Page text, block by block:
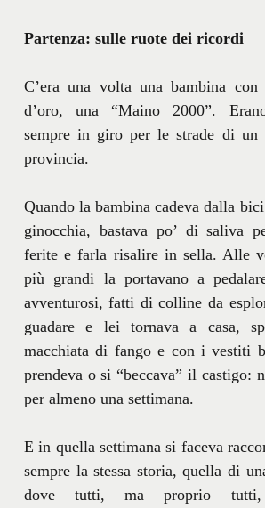
Partenza: sulle ruote dei ricordi
C’era una volta una bambina
d’oro, una “Maino 2000”.
sempre in giro per le strade di un
provincia.
Quando la bambina cadeva dalla
ginocchia, bastava po’ di saliva
ferite e farla risalire in sella. Alle
più grandi la portavano a
avventurosi, fatti di colline da
guadare e lei tornava a casa,
macchiata di fango e con i vestiti
prendeva o si “beccava” il castigo:
per almeno una settimana.
E in quella settimana si faceva
sempre la stessa storia, quella di
dove tutti, ma proprio tutti,